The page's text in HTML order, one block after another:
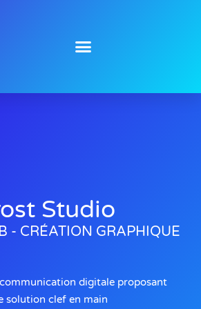
Studio
- CRÉATION GRAPHIQUE
digitale proposant
solution clef en main